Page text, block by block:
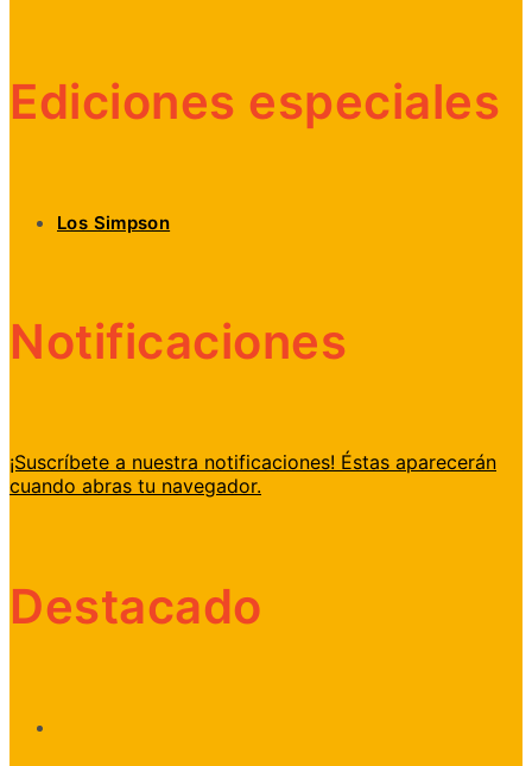
Ediciones especiales
Los Simpson
Notificaciones
¡Suscríbete a nuestra notificaciones! Éstas aparecerán
cuando abras tu navegador.
Destacado